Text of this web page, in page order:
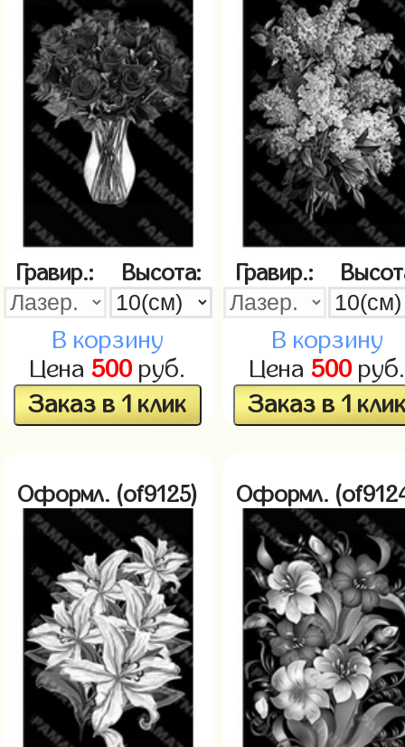
Гравир.: Высота:
В корзину
Цена 500руб.
Заказ в 1 клик
Гравир.:
В корзину
Цена 500руб.
Заказ в 1
Оформл. (of9125) Оформл.